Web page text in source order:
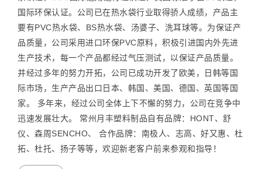
国际环保认证。公司已在热水袋行业取得骄人成绩，产品主
要有PVC热水袋、BS热水袋、汤婆子、洗耳球等。为保证产
品质量，公司采用进口环保PVC原料，积极引进国内外先进
生产技术，每一个产品都经过气压测试，以保证产品质量。
并经过多年的努力开拓，公司已成功开发了欧美，日韩等国
际市场，生产产品出口日本、韩国、美国、德国、英国等国
家。 多年来，经过公司全体上下不懈的努力，公司在竞争中
迅速发展壮大。 常州月丰塑料制品自有品牌：HONT、舒
仪、森周SENCHO、 合作品牌：南极人、志高、好又惠、杜
拓、杜托、扬子等等，欢迎新老客户前来参观和指导！